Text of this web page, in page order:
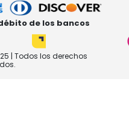
de los bancos
| Todos los derechos